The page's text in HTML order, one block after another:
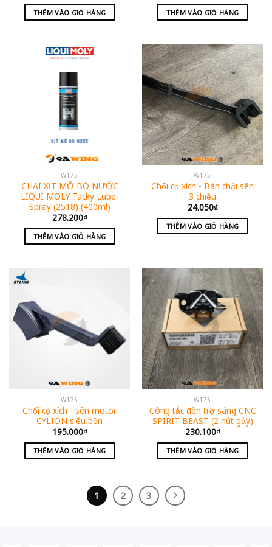
THÊM VÀO GIỎ HÀNG THÊM VÀO GIỎ HÀNG
W175
CHAI XỊT MỠ BÒ NƯỚC
LIQUI MOLY Tacky Lube-
Spray (2518) (400ml)
278.200₫
THÊM VÀO GIỎ HÀNG
W175
Chổi cọ xích - Bàn chải sên
3 chiều
24.050₫
THÊM VÀO GIỎ HÀNG
W175
Chổi cọ xích - sên motor
CYLION siêu bền
195.000₫
THÊM VÀO GIỎ HÀNG
W175
Công tắc đèn trợ sáng CNC
SPIRIT BEAST (2 nút gảy)
230.100₫
THÊM VÀO GIỎ HÀNG
1 2 3